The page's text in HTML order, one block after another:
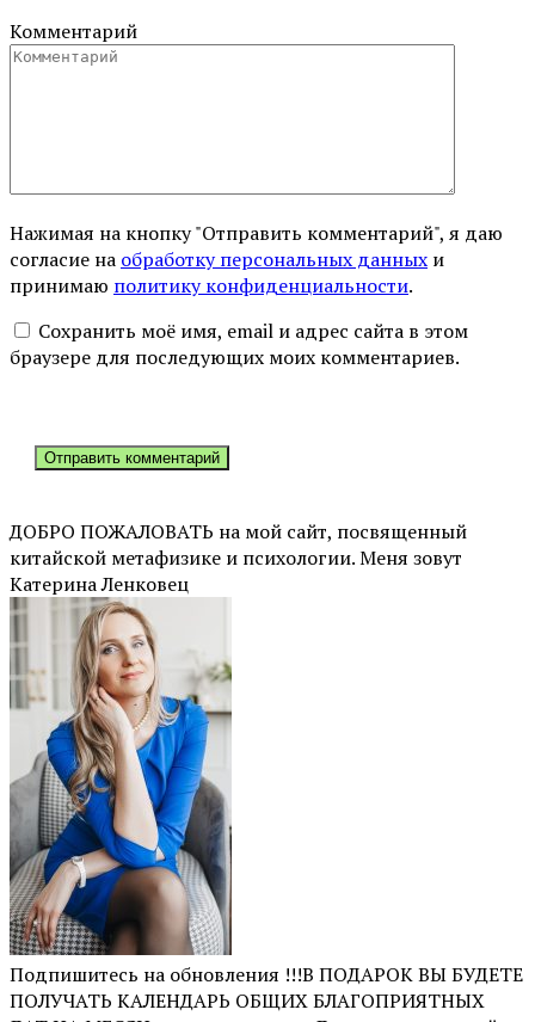
Комментарий
Нажимая на кнопку "Отправить комментарий", я даю
согласие на обработку персональных данных и
принимаю политику конфиденциальности.
Сохранить моё имя, email и адрес сайта в этом
браузере для последующих моих комментариев.
ДОБРО ПОЖАЛОВАТЬ на мой сайт, посвященный
китайской метафизике и психологии. Меня зовут
Катерина Ленковец
Подпишитесь на обновления !!!В ПОДАРОК ВЫ БУДЕТЕ
ПОЛУЧАТЬ КАЛЕНДАРЬ ОБЩИХ БЛАГОПРИЯТНЫХ